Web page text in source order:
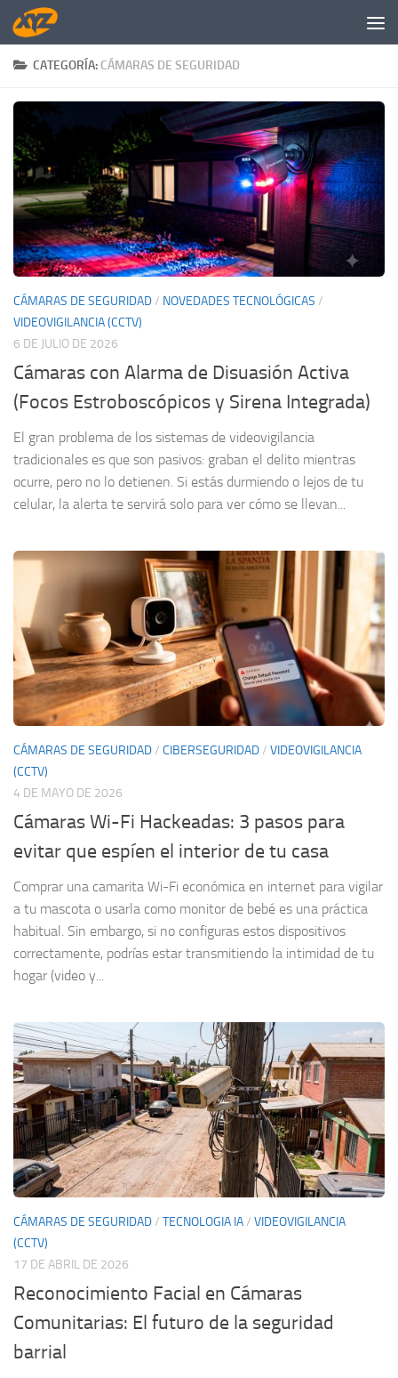
Saltar al contenido
CATEGORÍA: CÁMARAS DE SEGURIDAD
CÁMARAS DE SEGURIDAD/ NOVEDADES TECNOLÓGICAS /
VIDEOVIGILANCIA (CCTV)
6 DE JULIO DE 2026
Cámaras con Alarma de Disuasión Activa
(Focos Estroboscópicos y Sirena Integrada)
El gran problema de los sistemas de videovigilancia
tradicionales es que son pasivos: graban el delito mientras
ocurre, pero no lo detienen. Si estás durmiendo o lejos de tu
celular, la alerta te servirá solo para ver cómo se llevan...
CÁMARAS DE SEGURIDAD/ CIBERSEGURIDAD/ VIDEOVIGILANCIA
(CCTV)
4 DE MAYO DE 2026
Cámaras Wi-Fi Hackeadas: 3 pasos para
evitar que espíen el interior de tu casa
Comprar una camarita Wi-Fi económica en internet para vigilar
a tu mascota o usarla como monitor de bebé es una práctica
habitual. Sin embargo, si no configuras estos dispositivos
correctamente, podrías estar transmitiendo la intimidad de tu
hogar (video y...
CÁMARAS DE SEGURIDAD/ TECNOLOGIA IA/ VIDEOVIGILANCIA
(CCTV)
17 DE ABRIL DE 2026
Reconocimiento Facial en Cámaras
Comunitarias: El futuro de la seguridad
barrial